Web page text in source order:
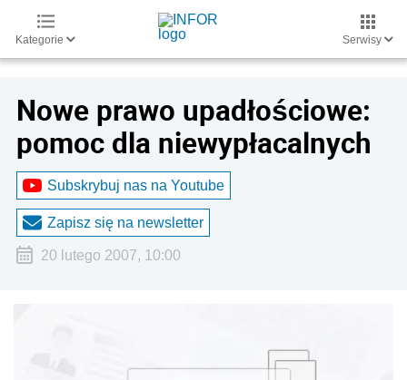
Kategorie Serwisy
Nowe prawo upadłościowe:
pomoc dla niewypłacalnych
Subskrybuj nas na Youtube
Zapisz się na newsletter
20 lutego 2007, 10:00